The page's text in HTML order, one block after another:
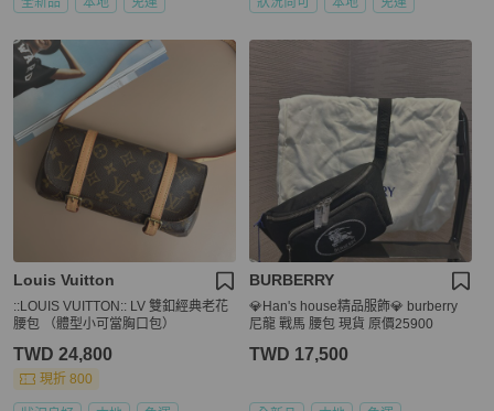
Louis Vuitton
::LOUIS VUITTON:: LV 雙釦經典老花
腰包 （體型小可當胸口包）
TWD 24,800
現折 800
BURBERRY
💎Han's house精品服飾💎 burberry
尼龍 戰馬 腰包 現貨 原價25900
TWD 17,500